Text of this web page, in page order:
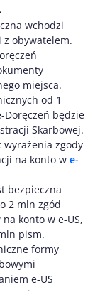
wchodzi
obywatelem.
miejsca.
od 1
Doręczeń będzie
Skarbowej.
wyrażenia zgody
na konto w e-
bezpieczna
2 mln zgód
konto w e-US,
pism.
formy
e-US